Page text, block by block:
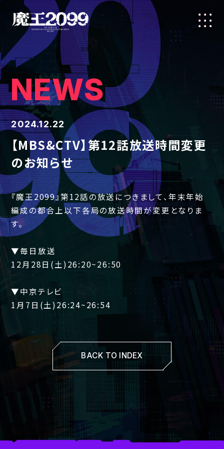
NEWS
2024.12.22
【MBS&CTV】第12話放送時間変更
のお知らせ
『魔王2099』第12話の放送につきまして、年末年始
編成の都合上以下各局の放送時間が変更となりま
す。
▼毎日放送
12月28日(土)26:20~26:50
▼中京テレビ
1月7日(土)26:24~26:54
BACK TO INDEX